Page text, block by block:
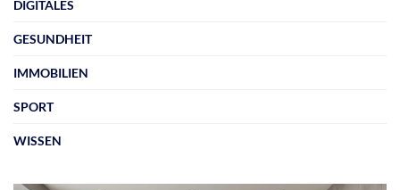
DIGITALES
GESUNDHEIT
IMMOBILIEN
SPORT
WISSEN